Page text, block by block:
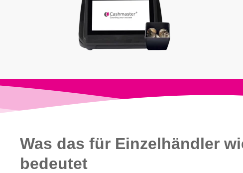
Was das für Einzelhändler
bedeutet